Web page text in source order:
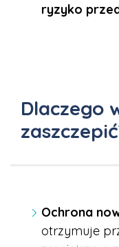
ryzyko
Dlaczego
Ochrona
otrzymuje